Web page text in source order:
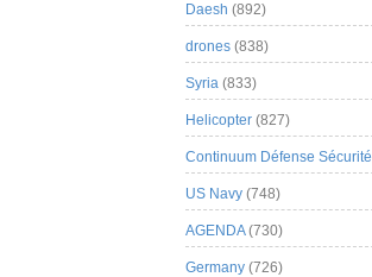
Daesh (892)
drones (838)
Syria (833)
Helicopter (827)
Continuum Défense Sécurité
US Navy (748)
AGENDA(730)
Germany (726)